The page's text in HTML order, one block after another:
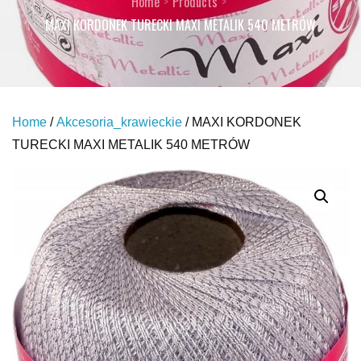
MAXI KORDONEK TURECKI MAXI METALIK 540 METRÓW
Home /Akcesoria_krawieckie / MAXI KORDONEK
TURECKI MAXI METALIK 540 METRÓW